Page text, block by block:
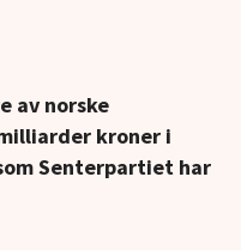
av norske
kroner i
Senterpartiet har